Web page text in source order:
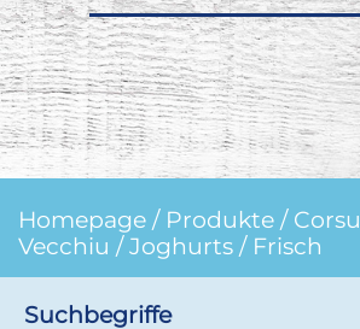
Homepage / Produkte / Corsu
Vecchiu /Joghurts / Frisch
Suchbegriffe